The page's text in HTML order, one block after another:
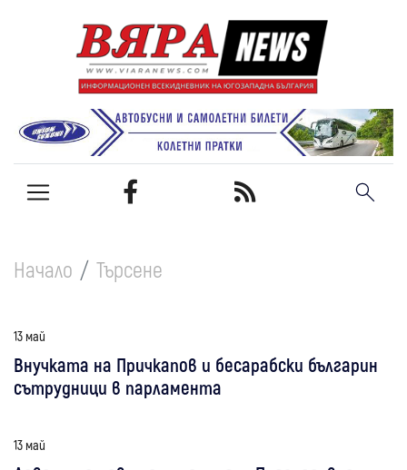
Начало Търсене
13 май
Внучката на Причкапов и бесарабски българин
сътрудници в парламента
13 май